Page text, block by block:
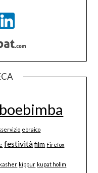
ebraico
festività film Firefox
kasher kippur kupat holim